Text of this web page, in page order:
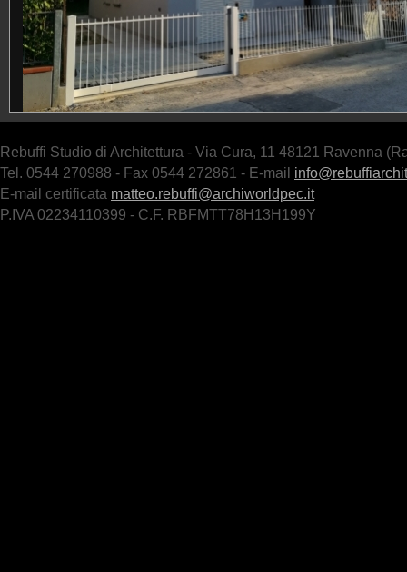
Rebuffi Studio di Architettura - Via Cura, 11 48121 Ravenna
Tel. 0544 270988 - Fax 0544 272861 - E-mail
E-mail certificata matteo.rebuffi@archiworldpec.it
P.IVA 02234110399 - C.F. RBFMTT78H13H199Y